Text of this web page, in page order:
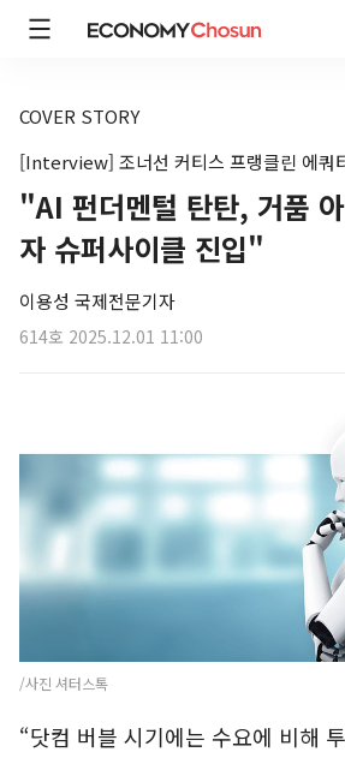
COVER STORY
[Interview] 조너선 커티스 프랭클린 에쿼
"AI 펀더멘털 탄탄, 거품
자 슈퍼사이클 진입"
이용성 국제전문기자
614호 2025.12.01 11:00
/사진 셔터스톡
“닷컴 버블 시기에는 수요에 비해